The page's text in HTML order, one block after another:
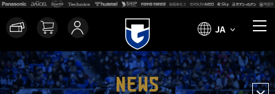
JA
NEWS